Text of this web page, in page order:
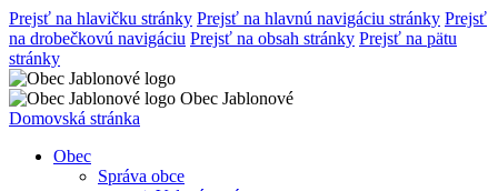
Prejsť na hlavičku stránky Prejsť na hlavnú navigáciu stránky Prejsť
na drobečkovú navigáciu Prejsť na obsah stránky Prejsť na pätu
stránky
Obec Jablonové
Domovská stránka
Obec
Správa obce